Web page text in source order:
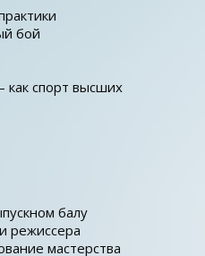
бой
как спорт высших
балу
режиссера
мастерства